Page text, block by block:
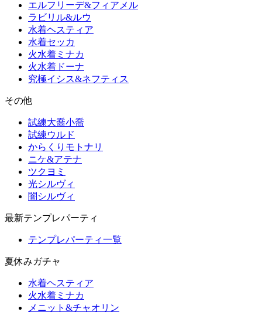
エルフリーデ&フィアメル
ラビリル&ルウ
水着ヘスティア
水着セッカ
火水着ミナカ
火水着ドーナ
究極イシス&ネフティス
その他
試練大喬小喬
試練ウルド
からくりモトナリ
ニケ&アテナ
ツクヨミ
光シルヴィ
闇シルヴィ
最新テンプレパーティ
テンプレパーティ一覧
夏休みガチャ
水着ヘスティア
火水着ミナカ
メニット&チャオリン